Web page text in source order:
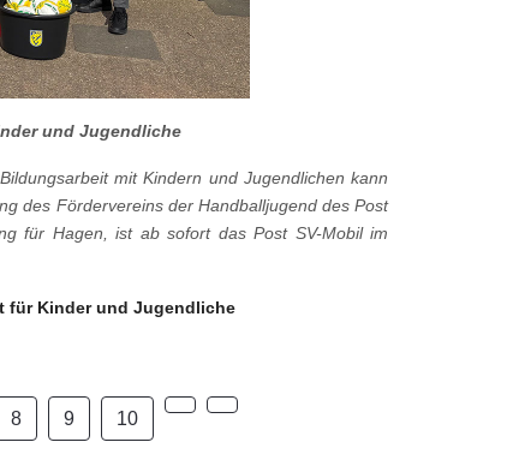
und Jugendliche
mit Kindern und Jugendlichen kann
des Fördervereins der Handballjugend des Post
für Hagen, ist ab sofort das Post SV-Mobil im
für Kinder und Jugendliche
8 9 10